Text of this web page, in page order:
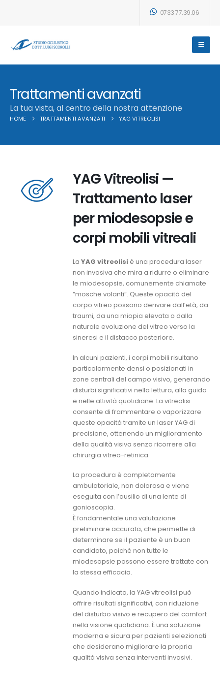
0733.77.39.06
Trattamenti avanzati
La tua vista, al centro della nostra attenzione
HOME TRATTAMENTI AVANZATI YAG VITREOLISI
YAG Vitreolisi —
Trattamento laser
per miodesopsie e
corpi mobili vitreali
La YAG vitreolisi è una procedura laser
non invasiva che mira a ridurre o eliminare
le miodesopsie, comunemente chiamate
“mosche volanti”. Queste opacità del
corpo vitreo possono derivare dall’età, da
traumi, da una miopia elevata o dalla
naturale evoluzione del vitreo verso la
sineresi e il distacco posteriore.
In alcuni pazienti, i corpi mobili risultano
particolarmente densi o posizionati in
zone centrali del campo visivo, generando
disturbi significativi nella lettura, alla guida
e nelle attività quotidiane. La vitreolisi
consente di frammentare o vaporizzare
queste opacità tramite un laser YAG di
precisione, ottenendo un miglioramento
della qualità visiva senza ricorrere alla
chirurgia vitreo-retinica.
La procedura è completamente
ambulatoriale, non dolorosa e viene
eseguita con l’ausilio di una lente di
gonioscopia.
È fondamentale una valutazione
preliminare accurata, che permette di
determinare se il paziente è un buon
candidato, poiché non tutte le
miodesopsie possono essere trattate con
la stessa efficacia.
Quando indicata, la YAG vitreolisi può
offrire risultati significativi, con riduzione
del disturbo visivo e recupero del comfort
nella visione quotidiana. È una soluzione
moderna e sicura per pazienti selezionati
che desiderano migliorare la propria
qualità visiva senza interventi invasivi.